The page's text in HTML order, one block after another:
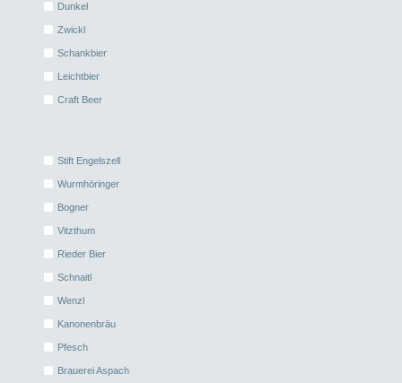
Dunkel
Zwickl
Schankbier
Leichtbier
Craft Beer
Stift Engelszell
Wurmhöringer
Bogner
Vitzthum
Rieder Bier
Schnaitl
Wenzl
Kanonenbräu
Pfesch
Brauerei Aspach